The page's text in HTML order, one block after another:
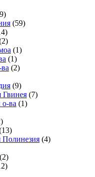
(59)
(1)
(1)
(2)
(9)
Гвинея (7)
ва (1)
Полинезия (4)
(2)